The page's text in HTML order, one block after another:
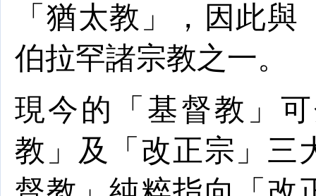
「 猶太教 」，因此與
伯拉罕諸宗教之一。
現今的「基督教」
教 」及「改正宗」三